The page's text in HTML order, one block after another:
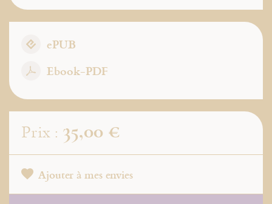
ePUB
Ebook-PDF
Prix : 35,00 €
Ajouter à mes envies